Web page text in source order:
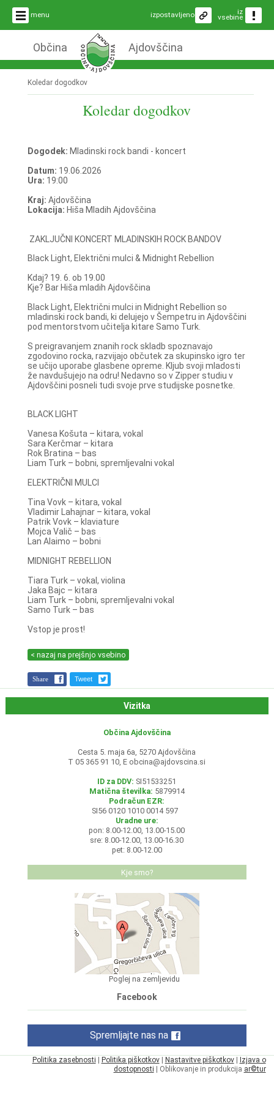
menu iz
vsebine
izpostavljeno
Občina Ajdovščina
Koledar dogodkov
Koledar dogodkov
Dogodek: Mladinski rock bandi - koncert
Datum: 19.06.2026
Ura: 19:00
Kraj: Ajdovščina
Lokacija: Hiša Mladih Ajdovščina
ZAKLJUČNI KONCERT MLADINSKIH ROCK BANDOV
Black Light, Električni mulci & Midnight Rebellion
Kdaj? 19. 6. ob 19.00
Kje? Bar Hiša mladih Ajdovščina
Black Light, Električni mulci in Midnight Rebellion so
mladinski rock bandi, ki delujejo v Šempetru in Ajdovščini
pod mentorstvom učitelja kitare Samo Turk.
S preigravanjem znanih rock skladb spoznavajo
zgodovino rocka, razvijajo občutek za skupinsko igro ter
se učijo uporabe glasbene opreme. Kljub svoji mladosti
že navdušujejo na odru! Nedavno so v Zipper studiu v
Ajdovščini posneli tudi svoje prve studijske posnetke.
BLACK LIGHT
Vanesa Košuta – kitara, vokal
Sara Kerčmar – kitara
Rok Bratina – bas
Liam Turk – bobni, spremljevalni vokal
ELEKTRIČNI MULCI
Tina Vovk – kitara, vokal
Vladimir Lahajnar – kitara, vokal
Patrik Vovk – klaviature
Mojca Valič – bas
Lan Alaimo – bobni
MIDNIGHT REBELLION
Tiara Turk – vokal, violina
Jaka Bajc – kitara
Liam Turk – bobni, spremljevalni vokal
Samo Turk – bas
Vstop je prost!
< nazaj na prejšnjo vsebino
Share Tweet
Vizitka
Občina Ajdovščina
Cesta 5. maja 6a, 5270 Ajdovščina
T 05 365 91 10, E obcina@ajdovscina.si
ID za DDV: SI51533251
Matična številka: 5879914
Podračun EZR:
SI56 0120 1010 0014 597
Uradne ure:
pon: 8.00-12.00, 13.00-15.00
sre: 8.00-12.00, 13.00-16.30
pet: 8.00-12.00
Kje smo?
Poglej na zemljevidu
Facebook
Spremljajte nas na
Politika zasebnosti | Politika piškotkov| Nastavitve piškotkov| Izjava o
dostopnosti | Oblikovanje in produkcija ar©tur